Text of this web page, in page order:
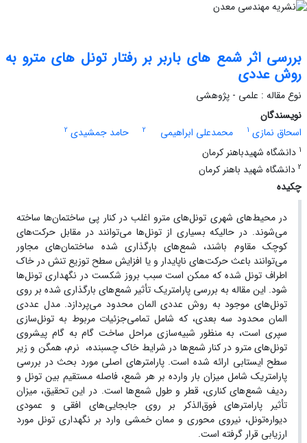
بررسی اثر شمع های باربر بر رفتار تونل های مترو به
روش عددی
نوع مقاله : علمی - پژوهشی
نویسندگان
اسحاق نمازی 1 محمدعلی ابراهیمی 2 حامد جمشیدی 2
1 دانشگاه شهیدباهنر کرمان
2 دانشگاه شهید باهنر کرمان
چکیده
در محیط‌های شهری تونل‌های مترو اغلب در کنار پی ساختمان‌ها ساخته
می‌شوند. در حالیکه بسیاری از تونل‌ها می‌توانند در مقابل حرکت‌های
کوچک مقاوم باشند، شمع‌های بارگذاری شده ساختمان‌های مجاور
می‌توانند باعث حرکت‌های ناپایدار و یا افزایش سطح توزیع تنش در خاک
اطراف تونل شده که ممکن است سبب بروز شکست در نگهداری تونل‌ها
شود. این مقاله به بررسی پارامتریک تأثیر شمع‌های بارگذاری شده بر روی
تونل‌های موجود به روش عددی المان محدود می‌پردازد. مدل عددی
المان محدود سه بعدی، که شامل تمامی‌جزئیات مربوط به تونل‌سازی
سپری است، به منظور شبیه‌سازی مراحل ساخت گام به گام پیشروی
تونل‌های مترو در کنار شمع‌ها در شرایط خاک چسبنده، نرم، همگن و زیر
سطح ایستابی ارائه شده است. پارامترهای اصلی مورد بحث در بررسی
پارامتریک شامل میزان بار وارده بر هر شمع، فاصله مستقیم بین تونل‌ و
ردیف شمع‌های کناری، قطر و طول شمع‌ها است. در این تحقیق، میزان
تأثیر پارامترهای فوق‌الذکر بر روی جابجایی‌های افقی و عمودی
دیواره‌تونل، نیروی محوری و ممان خمشی وارد بر نگهداری تونل مورد
ارزیابی قرار گرفته است.